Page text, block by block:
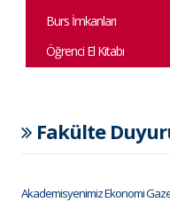
Burs İmkanları
Öğrenci El Kitabı
Fakülte
Akademisyenimiz Ekonomi